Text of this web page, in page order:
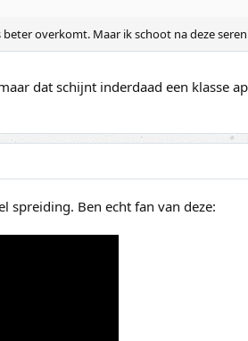
overkomt. Maar ik schoot na deze
dat schijnt inderdaad een klasse
spreiding. Ben echt fan van deze: